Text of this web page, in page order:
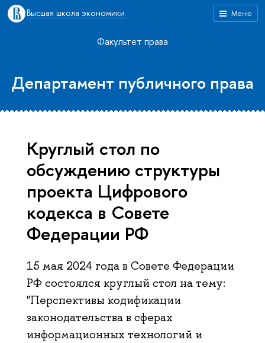
Меню
Высшая школа экономики
Факультет права
Департамент публичного права
Круглый стол по
обсуждению структуры
проекта Цифрового
кодекса в Совете
Федерации РФ
15 мая 2024 года в Совете Федерации
РФ состоялся круглый стол на тему:
"Перспективы кодификации
законодательства в сферах
информационных технологий и